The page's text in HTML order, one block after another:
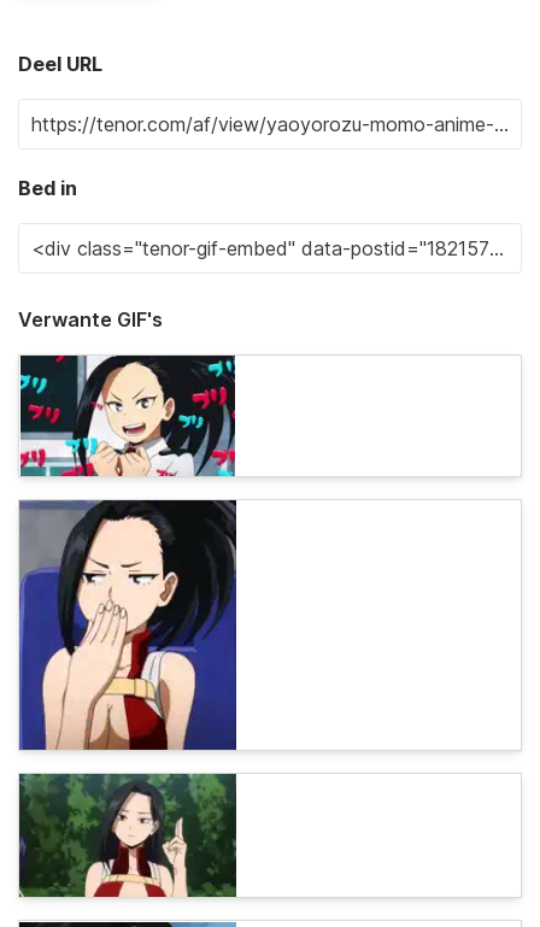
Deel URL
Bed in
Verwante GIF's